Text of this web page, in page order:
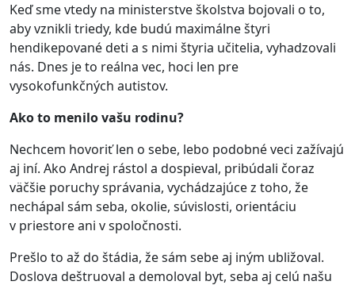
Keď sme vtedy na ministerstve školstva bojovali o to,
aby vznikli triedy, kde budú maximálne štyri
hendikepované deti a s nimi štyria učitelia, vyhadzovali
nás. Dnes je to reálna vec, hoci len pre
vysokofunkčných autistov.
Ako to menilo vašu rodinu?
Nechcem hovoriť len o sebe, lebo podobné veci zažívajú
aj iní. Ako Andrej rástol a dospieval, pribúdali čoraz
väčšie poruchy správania, vychádzajúce z toho, že
nechápal sám seba, okolie, súvislosti, orientáciu
v priestore ani v spoločnosti.
Prešlo to až do štádia, že sám sebe aj iným ubližoval.
Doslova deštruoval a demoloval byt, seba aj celú našu